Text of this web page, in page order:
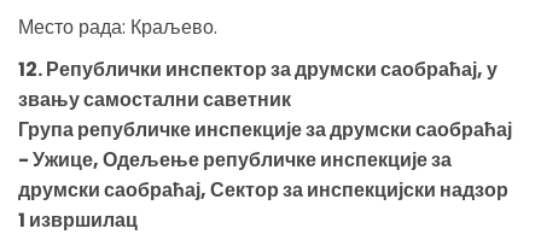
Место рада: Краљево.
12. Републички инспектор за друмски саобраћај, у
звању самостални саветник
Група републичке инспекције за друмски саобраћај
- Ужице, Одељење републичке инспекције за
друмски саобраћај, Сектор за инспекцијски надзор
1 извршилац